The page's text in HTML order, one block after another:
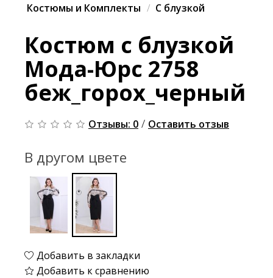
Костюмы и Комплекты
С блузкой
Костюм с блузкой
Мода-Юрс 2758
беж_горох_черный
Отзывы: 0 / Оставить отзыв
В другом цвете
Добавить в закладки
Добавить к сравнению